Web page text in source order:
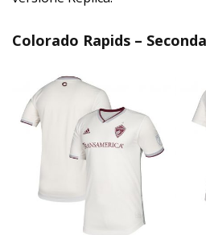
Colorado Rapids –